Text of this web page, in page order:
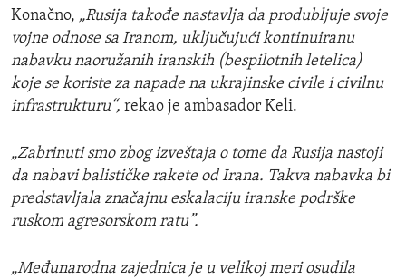
Konačno, „Rusija takođe nastavlja da produbljuje svoje
vojne odnose sa Iranom, uključujući kontinuiranu
nabavku naoružanih iranskih (bespilotnih letelica)
koje se koriste za napade na ukrajinske civile i civilnu
infrastrukturu“, rekao je ambasador Keli.
„Zabrinuti smo zbog izveštaja o tome da Rusija nastoji
da nabavi balističke rakete od Irana. Takva nabavka bi
predstavljala značajnu eskalaciju iranske podrške
ruskom agresorskom ratu”.
„Međunarodna zajednica je u velikoj meri osudila